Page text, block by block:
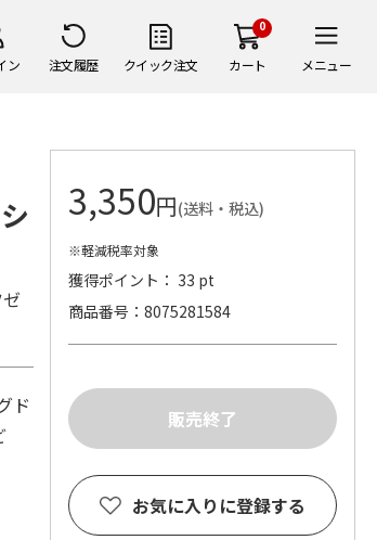
ン 注文履歴 クイック注文
0
カート メニュー
ド
3,350円(送料・税込)
※軽減税率対象
獲得ポイント： 33 pt
商品番号
8075281584
お気に入りに登録する